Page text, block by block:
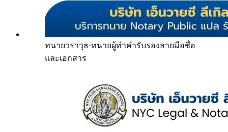
ทนายวราวุธ·ทนายผู้ทำคำรับรองลายมือชื่อ
และเอกสาร